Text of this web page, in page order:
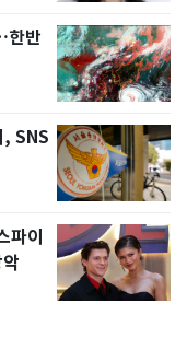
한반
, SNS
파이